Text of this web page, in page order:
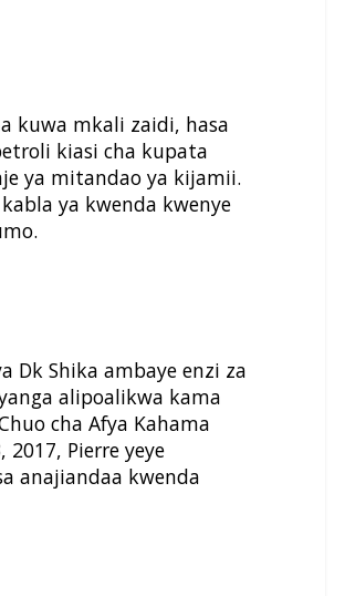
kuwa mkali zaidi, hasa
kiasi cha kupata
ya mitandao ya kijamii.
ya kwenda kwenye
Dk Shika ambaye enzi za
alipoalikwa kama
cha Afya Kahama
2017, Pierre yeye
anajiandaa kwenda